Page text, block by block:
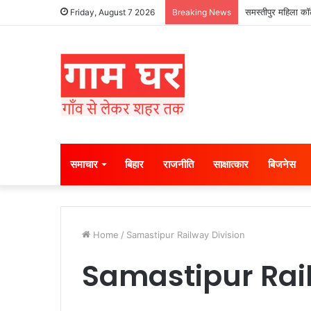
Friday, August 7 2026 Breaking News समस्तीपुर महिला
समाचार बिहार राजनीति साक्षात्कार बिजनेस
Home / Samastipur Railway Division
Samastipur